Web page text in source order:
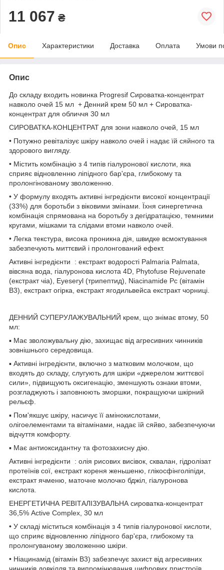
11 067 ₴
Опис Характеристики Доставка Оплата Умови
Опис
До складу входить новинка Progresif Сироватка-концентрат
навколо очей 15 мл + Денний крем 50 мл + Сироватка-
концентрат для обличчя 30 мл
СИРОВАТКА-КОНЦЕНТРАТ для зони навколо очей, 15 мл
• Потужно ревіталізує шкіру навколо очей і надає їй сяйного та
здорового вигляду.
• Містить комбінацію з 4 типів гіалуронової кислоти, яка
сприяє відновленню ліпідного бар'єра, глибокому та
пролонгінованому зволоженню.
• У формулу входять активні інгредієнти високої концентрації
(33%) для боротьби з віковими змінами. Їхня синергетична
комбінація спрямована на боротьбу з дегідратацією, темними
кругами, мішками та слідами втоми навколо очей.
• Легка текстура, висока проникна дія, швидке всмоктування
забезпечують миттєвий і пролонгований ефект.
Активні інгредієнти : екстракт водорості Palmaria Palmata,
вівсяна вода, гіалуронова кислота 4D, Phytofuse Rejuvenate
(екстракт чіа), Eyeseryl (трипептид), Niacinamide Pc (вітамін
B3), екстракт огірка, екстракт ягодильвейса екстракт чорниці.
ДЕННИЙ СУПЕРУЛАЖУВАЛЬНИЙ крем, що знімає втому, 50
мл:
▪ Має зволожувальну дію, захищає від агресивних чинників
зовнішнього середовища.
▪ Активні інгредієнти, включно з матковим молочком, що
входять до складу, слугують для шкіри «джерелом життєвої
сили», підвищують оксигенацію, зменшують ознаки втоми,
розгладжують і заповнюють зморшки, покращуючи шкірний
рельєф.
▪ Пом'якшує шкіру, насичує її амінокислотами,
олігоелементами та вітамінами, надає їй сяйво, забезпечуючи
відчуття комфорту.
▪ Має антиоксидантну та фотозахисну дію.
Активні інгредієнти : олія рисових висівок, сквалан, гідролізат
протеїнів сої, екстракт кореня женьшеню, глікосфінголіпіди,
екстракт ячменю, маточне молочко бджіл, гіалуронова
кислота.
ЕНЕРГЕТИЧНА РЕВІТАЛІЗУВАЛЬНА сироватка-концентрат
36,5% Active Complex, 30 мл
• У складі міститься комбінація з 4 типів гіалуронової кислоти,
що сприяє відновленню ліпідного бар'єра, глибокому та
пролонгуваному зволоженню шкіри.
• Ніацинамід (вітамін B3) забезпечує захист від агресивних
чинників довкілля та випромінювання цифрових пристроїв,